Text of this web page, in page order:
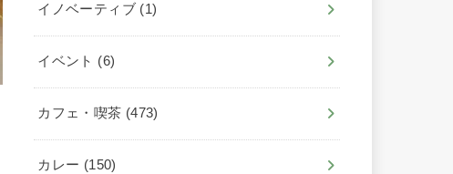
イノベーティブ (1)
イベント (6)
カフェ・喫茶 (473)
カレー (150)